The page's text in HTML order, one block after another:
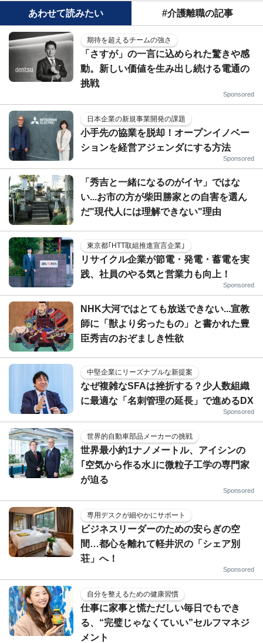
あわせて読みたい #介護離職の記事
期待を超えるチームの強さ
「さすが」の一言に込められた驚きや感
動。新しい価値を生み出し続ける電通の
挑戦
Sponsored
日本企業の新規事業開発の課題
小手先の協業を脱却！オープンイノベー
ションを経営アジェンダにする方法
Sponsored
「秀吉と一緒になるのがイヤ」ではな
い...お市の方が柴田勝家との自害を選ん
だ"現代人には理解できない"理由
東京都｢HTT取組推進宣言企業｣
リサイクル企業が節電・発電・蓄電を実
践、社員のやる気と営業力も向上！
Sponsored
NHK大河ではとても放送できない...宣教
師に「獣より劣ったもの」と書かれた豊
臣秀吉のおぞましき性欲
中堅企業にリーズナブルな新提案
なぜ複雑なSFAは挫折する？少人数組織
に最適な「名刺管理の延長」で進めるDX
Sponsored
世界的自動車部品メーカーの挑戦
世界最小約1ナノメートル、アイシンの
｢空気から作る水｣に微粒子工学の専門家
が迫る
Sponsored
専用デスクが細やかにサポート
ビジネスリーダーのための安らぎの空
間…都心を離れて軽井沢の「シェア別
荘」へ！
Sponsored
自分を整えるための健康習慣
仕事に家事と慌ただしい毎日でもでき
る、“完璧じゃなくていい”セルフマネジ
メント